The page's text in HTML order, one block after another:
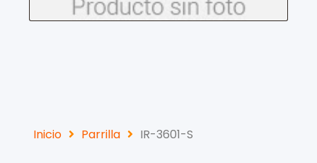
Inicio Parrilla IR-3601-S